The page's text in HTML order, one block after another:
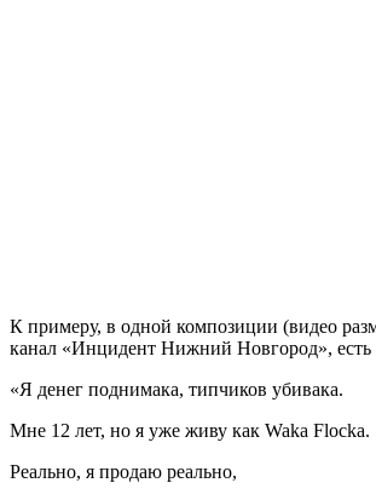
К примеру, в одной композиции (видео
канал «Инцидент Нижний Новгород», есть
«Я денег поднимака, типчиков убивака.
Мне 12 лет, но я уже живу как Waka Flocka.
Реально, я продаю реально,